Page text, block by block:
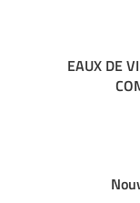
EAUX DE